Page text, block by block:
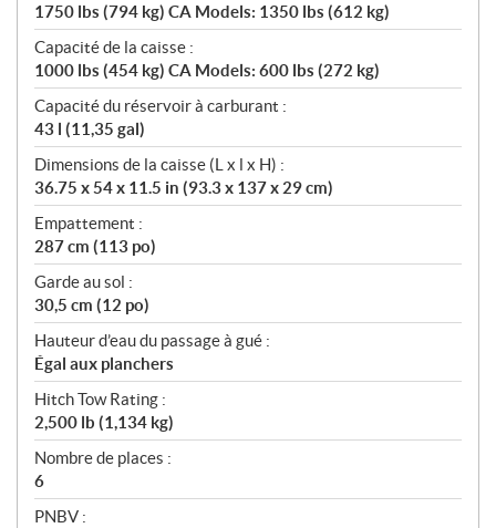
1750 lbs (794 kg) CA Models: 1350 lbs (612 kg)
Capacité de la caisse :
1000 lbs (454 kg) CA Models: 600 lbs (272 kg)
Capacité du réservoir à carburant :
43 l (11,35 gal)
Dimensions de la caisse (L x l x H) :
36.75 x 54 x 11.5 in (93.3 x 137 x 29 cm)
Empattement :
287 cm (113 po)
Garde au sol :
30,5 cm (12 po)
Hauteur d’eau du passage à gué :
Égal aux planchers
Hitch Tow Rating :
2,500 lb (1,134 kg)
Nombre de places :
6
PNBV :